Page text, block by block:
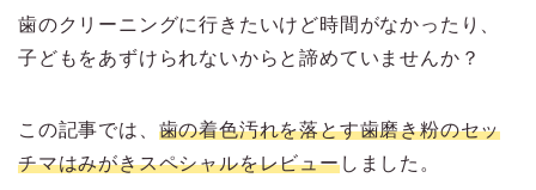
歯のクリーニングに行きたいけど時間がなかったり、
子どもをあずけられないからと諦めていませんか？
この記事では、 歯の着色汚れを落とす歯磨き粉のセッ
チマはみがきスペシャルをレビューしました。